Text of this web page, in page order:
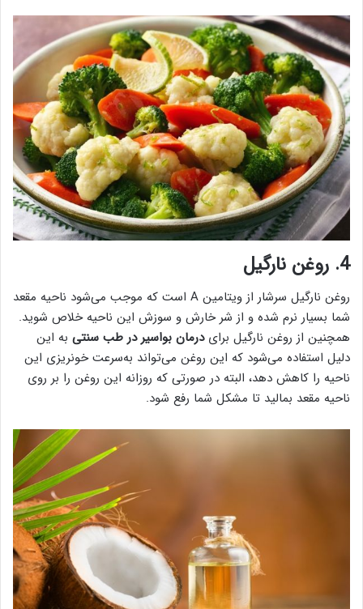
4. روغن نارگیل
روغن نارگیل سرشار از ویتامین A است که موجب می‌شود ناحیه مقعد
شما بسیار نرم شده و از شر خارش و سوزش این ناحیه خلاص شوید.
همچنین از روغن نارگیل برایدرمان بواسیر در طب سنتی به این
دلیل استفاده می‌شود که این روغن می‌تواند به‌سرعت خونریزی این
ناحیه را کاهش دهد، البته در صورتی که روزانه این روغن را بر روی
ناحیه مقعد بمالید تا مشکل شما رفع شود.